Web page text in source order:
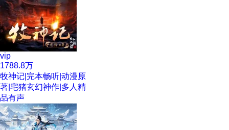
vip
1788.8万
牧神记|完本畅听|动漫原
著|宅猪玄幻神作|多人精
品有声